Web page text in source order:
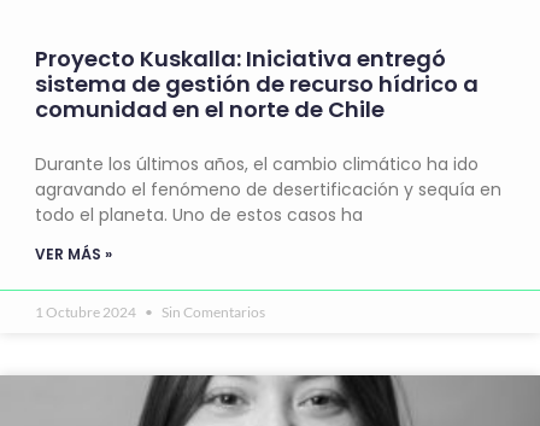
Proyecto Kuskalla: Iniciativa entregó
sistema de gestión de recurso hídrico a
comunidad en el norte de Chile
Durante los últimos años, el cambio climático ha ido
agravando el fenómeno de desertificación y sequía en
todo el planeta. Uno de estos casos ha
VER MÁS »
1 Octubre 2024 Sin Comentarios